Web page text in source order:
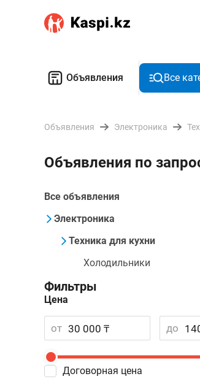
Объявления Все
Объявления Электроника
Объявления по
Все объявления
Электроника
Техника для кухни
Холодильники
Фильтры
Цена
от до
Договорная цена